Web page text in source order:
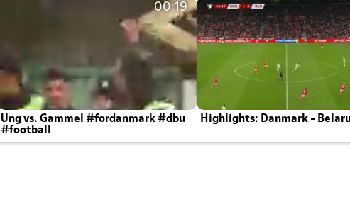
00:19
Ung vs. Gammel #fordanmark #dbu
#football
Highlights: Danmark -